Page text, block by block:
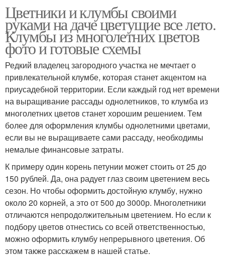
Цветники и клумбы своими
руками на даче цветущие все лето.
Клумбы из многолетних цветов
фото и готовые схемы
Редкий владелец загородного участка не мечтает о
привлекательной клумбе, которая станет акцентом на
приусадебной территории. Если каждый год нет времени
на выращивание рассады однолетников, то клумба из
многолетних цветов станет хорошим решением. Тем
более для оформления клумбы однолетними цветами,
если вы не выращиваете сами рассаду, необходимы
немалые финансовые затраты.
К примеру один корень петунии может стоить от 25 до
150 рублей. Да, она радует глаз своим цветением весь
сезон. Но чтобы оформить достойную клумбу, нужно
около 20 корней, а это от 500 до 3000р. Многолетники
отличаются непродолжительным цветением. Но если к
подбору цветов отнестись со всей ответственностью,
можно оформить клумбу непрерывного цветения. Об
этом также расскажем в нашей статье.